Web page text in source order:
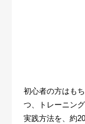
初心者の方はも
つ、トレーニン
実践方法を、約